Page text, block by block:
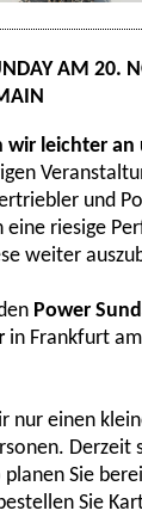
AM 20.
wir leichter an
und
eine riesige
weiter
Power
in Frankfurt
nur einen
Derzeit
Sie
Sie